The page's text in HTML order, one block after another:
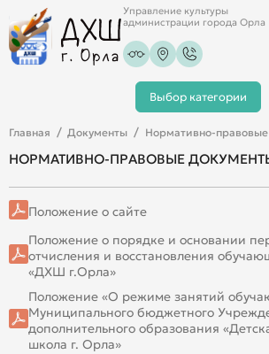
Управление культуры
администрации города Орла
Выбор категории
Главная Документы Нормативно-
НОРМАТИВНО-ПРАВОВЫЕ
Положение о сайте
Положение о порядке и основании
отчисления и восстановления
«ДХШ г.Орла»
Положение «О режиме занятий
Муниципального бюджетного
дополнительного образования
школа г. Орла»